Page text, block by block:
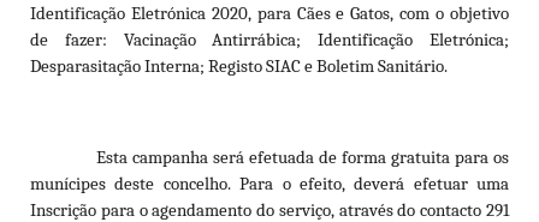
Identificação Eletrónica 2020, para Cães e Gatos, com o objetivo
de fazer: Vacinação Antirrábica; Identificação Eletrónica;
Desparasitação Interna; Registo SIAC e Boletim Sanitário.
Esta campanha será efetuada de forma gratuita para os
munícipes deste concelho. Para o efeito, deverá efetuar uma
Inscrição para o agendamento do serviço, através do contacto 291